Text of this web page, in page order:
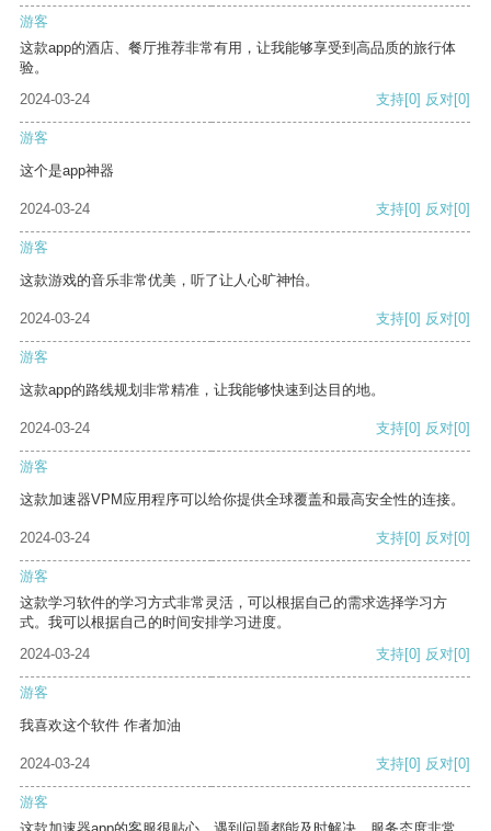
游客
这款app的酒店、餐厅推荐非常有用，让我能够享受到高品质的旅行体
验。
2024-03-24
支持[0] 反对[0]
游客
这个是app神器
2024-03-24 支持[0] 反对[0]
游客
这款游戏的音乐非常优美，听了让人心旷神怡。
2024-03-24 支持[0] 反对[0]
游客
这款app的路线规划非常精准，让我能够快速到达目的地。
2024-03-24 支持[0] 反对[0]
游客
这款加速器VPM应用程序可以给你提供全球覆盖和最高安全性的连接。
2024-03-24 支持[0] 反对[0]
游客
这款学习软件的学习方式非常灵活，可以根据自己的需求选择学习方
式。我可以根据自己的时间安排学习进度。
2024-03-24
支持[0] 反对[0]
游客
我喜欢这个软件 作者加油
2024-03-24 支持[0] 反对[0]
游客